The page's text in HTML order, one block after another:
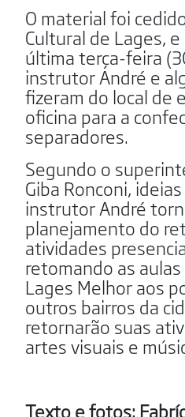
O material foi
Cultural de Lages,
última terça-feira
instrutor André e
fizeram do local de
oficina para a
separadores.
Segundo o
Giba Ronconi,
instrutor André
planejamento do
atividades
retomando as
Lages Melhor aos
outros bairros da
retornarão suas
artes visuais e
Texto e fotos: